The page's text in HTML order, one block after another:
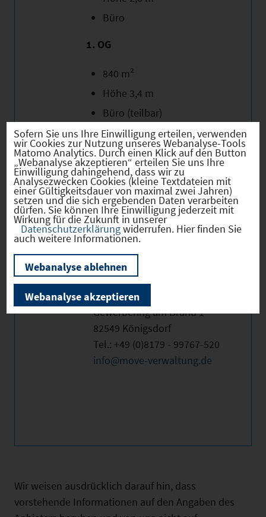
Büro
1. OG
840 m²
Höhe 3,4 m
Büro (teilbar)
2. OG
680 m²
Sichtdachstuhl
Büro (teilbar)
Kontakt:
Stefan Stöger
MOVE Verwaltungs GmbH
Gewerbering am Brand 1
82549 Königsdorf
Tel.: +49 (0)8179 - 99767-520
info@move-verwaltung.de
Wir weisen ausdrücklich darauf hin, dass
vorstehende Informationen auf den Angaben des
Sofern Sie uns Ihre Einwilligung erteilen, verwenden
wir Cookies zur Nutzung unseres Webanalyse-Tools
Matomo Analytics. Durch einen Klick auf den Button
„Webanalyse akzeptieren“ erteilen Sie uns Ihre
Einwilligung dahingehend, dass wir zu
Analysezwecken Cookies (kleine Textdateien mit
einer Gültigkeitsdauer von maximal zwei Jahren)
setzen und die sich ergebenden Daten verarbeiten
dürfen. Sie können Ihre Einwilligung jederzeit mit
Wirkung für die Zukunft in unserer
Datenschutzerklärungwiderrufen. Hier finden Sie
auch weitere Informationen.
Webanalyse ablehnen
Webanalyse akzeptieren